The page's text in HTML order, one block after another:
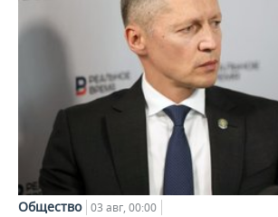
Общество 03 авг, 00:00